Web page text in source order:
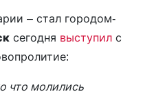
– стал городом-
сегодня выступил с
что молились